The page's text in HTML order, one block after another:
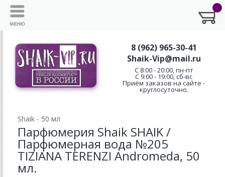
8 (962) 965-30-41
Shaik-Vip@mail.ru
C 8:00 - 20:00, пн-пт
С 9:00 - 19:00, сб-вс
Приём заказов на сайте -
круглосуточно.
Shaik - 50 мл
Парфюмерия Shaik SHAIK /
Парфюмерная вода №205
TIZIANA TERENZI Andromeda, 50
мл.